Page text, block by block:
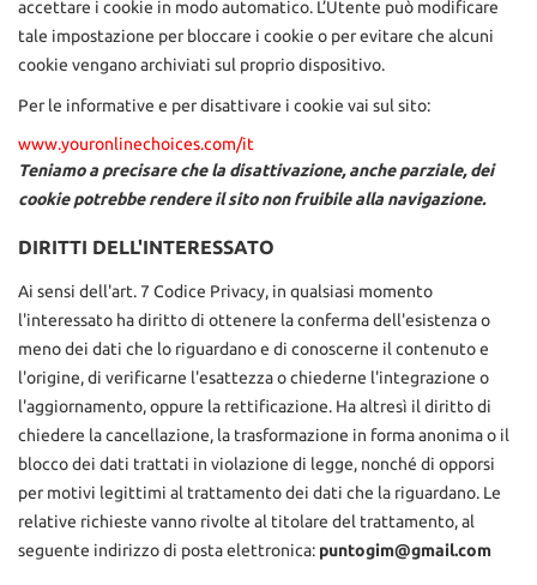
accettare i cookie in modo automatico. L’Utente può modificare
tale impostazione per bloccare i cookie o per evitare che alcuni
cookie vengano archiviati sul proprio dispositivo.
Per le informative e per disattivare i cookie vai sul sito:
www.youronlinechoices.com/it
Teniamo a precisare che la disattivazione, anche parziale, dei
cookie potrebbe rendere il sito non fruibile alla navigazione.
DIRITTI DELL'INTERESSATO
Ai sensi dell'art. 7 Codice Privacy, in qualsiasi momento
l'interessato ha diritto di ottenere la conferma dell'esistenza o
meno dei dati che lo riguardano e di conoscerne il contenuto e
l'origine, di verificarne l'esattezza o chiederne l'integrazione o
l'aggiornamento, oppure la rettificazione. Ha altresì il diritto di
chiedere la cancellazione, la trasformazione in forma anonima o il
blocco dei dati trattati in violazione di legge, nonché di opporsi
per motivi legittimi al trattamento dei dati che la riguardano. Le
relative richieste vanno rivolte al titolare del trattamento, al
seguente indirizzo di posta elettronica: puntogim@gmail.com